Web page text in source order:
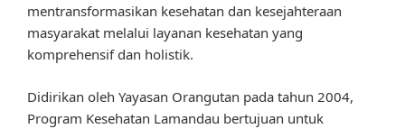
mentransformasikan kesehatan dan kesejahteraan
masyarakat melalui layanan kesehatan yang
komprehensif dan holistik.
Didirikan oleh Yayasan Orangutan pada tahun 2004,
Program Kesehatan Lamandau bertujuan untuk